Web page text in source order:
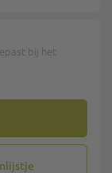
bij het